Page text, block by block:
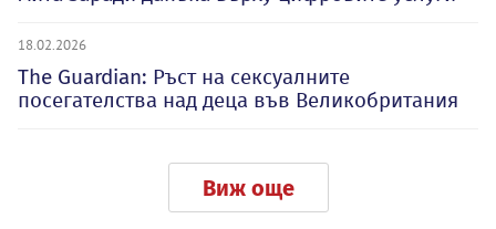
18.02.2026
The Guardian: Ръст на сексуалните
посегателства над деца във Великобритания
Виж още